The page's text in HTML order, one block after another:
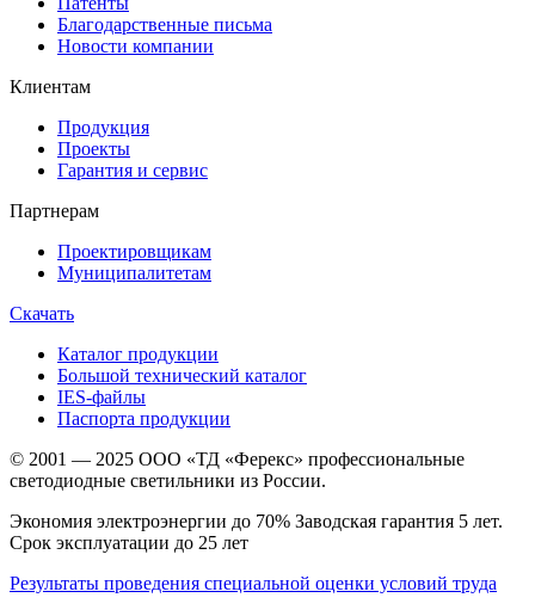
Благодарственные письма
Новости компании
Клиентам
Продукция
Проекты
Гарантия и сервис
Партнерам
Проектировщикам
Муниципалитетам
Скачать
Каталог продукции
Большой технический каталог
IES-файлы
Паспорта продукции
© 2001 — 2025 ООО «ТД «Ферекс» профессиональные
светодиодные светильники из России.
Экономия электроэнергии до 70% Заводская гарантия 5 лет.
Срок эксплуатации до 25 лет
Результаты проведения специальной оценки условий труда